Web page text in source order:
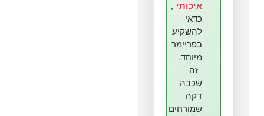
איכותי ,
כדאי
להשקיע
בפריימר
מיוחד.
זה
שכבה
דקה
שמורחים